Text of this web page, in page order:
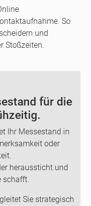
So
und
Stoßzeiten.
für die
Ihr Messestand in
oder
heraussticht und
schafft.
Sie strategisch